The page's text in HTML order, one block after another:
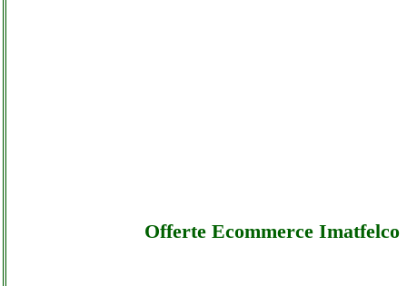
Offerte Ecommerce Imatfelco